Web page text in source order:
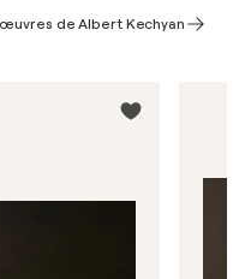
de Albert Kechyan